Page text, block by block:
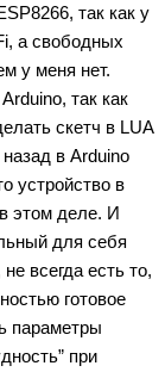
так как у
а свободных
у меня нет.
так как
скетч в LUA
в Arduino
устройство в
этом деле. И
для себя
всегда есть то,
готовое
параметры
при